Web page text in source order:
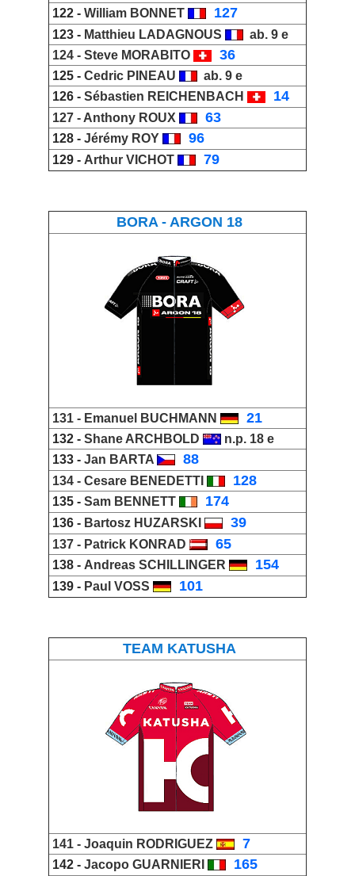
122 - William BONNET 127
123 - Matthieu LADAGNOUS
ab. 9 e
124 - Steve MORABITO 36
125 - Cedric PINEAU
ab. 9 e
126 - Sébastien REICHENBACH 14
127 - Anthony ROUX 63
128 - Jérémy ROY 96
129 - Arthur VICHOT 79
BORA - ARGON 18
131 - Emanuel BUCHMANN 21
132 - Shane ARCHBOLD
n.p. 18 e
133 - Jan BARTA 88
134 - Cesare BENEDETTI 128
135 - Sam BENNETT 174
136 - Bartosz HUZARSKI 39
137 - Patrick KONRAD 65
138 - Andreas SCHILLINGER 154
139 - Paul VOSS 101
TEAM KATUSHA
141 - Joaquin RODRIGUEZ 7
142 - Jacopo GUARNIERI 165